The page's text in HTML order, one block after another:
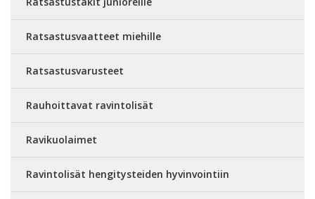
Ratsastusvaatteet miehille
Ratsastusvarusteet
Rauhoittavat ravintolisät
Ravikuolaimet
Ravintolisät hengitysteiden hyvinvointiin